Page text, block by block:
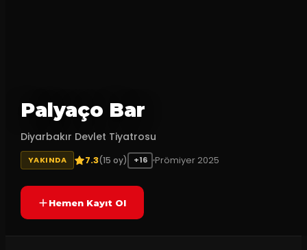
Palyaço Bar
Diyarbakır Devlet Tiyatrosu
YAKINDA 7.3(15 oy) +16 Prömiyer 2025
Hemen Kayıt Ol